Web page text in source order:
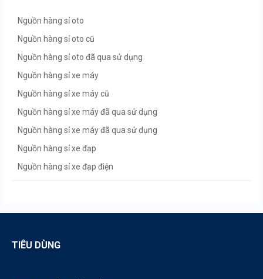
Nguồn hàng sỉ oto
Nguồn hàng sỉ oto cũ
Nguồn hàng sỉ oto đã qua sử dụng
Nguồn hàng sỉ xe máy
Nguồn hàng sỉ xe máy cũ
Nguồn hàng sỉ xe máy đã qua sử dụng
Nguồn hàng sỉ xe máy đã qua sử dụng
Nguồn hàng sỉ xe đạp
Nguồn hàng sỉ xe đạp điện
TIÊU DÙNG